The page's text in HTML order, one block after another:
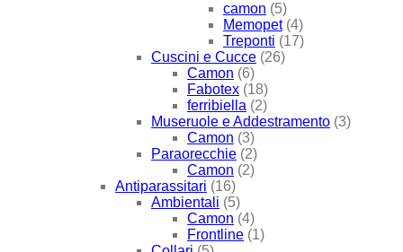
camon (5)
Memopet (4)
Treponti (17)
Cuscini e Cucce (26)
Camon (6)
Fabotex (18)
ferribiella (2)
Museruole e Addestramento (3)
Camon (3)
Paraorecchie (2)
Camon (2)
Antiparassitari (16)
Ambientali (5)
Camon (4)
Frontline (1)